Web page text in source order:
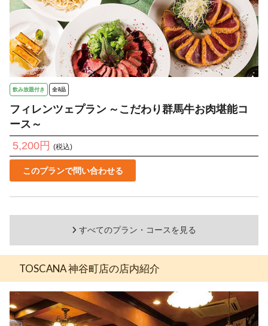
飲み放題付き 全8品
フィレンツェプラン ～こだわり群馬牛お肉堪能コ
ース～
5,200円 (税込)
このプランで問い合わせる
すべてのプラン・コースを見る
TOSCANA 神谷町店の店内紹介